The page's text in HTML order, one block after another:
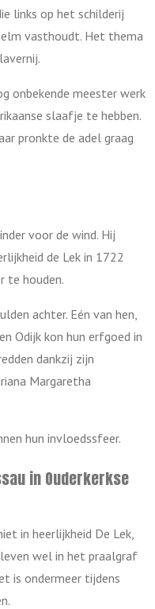
links op het schilderij
vasthoudt. Het thema
onbekende meester werk
slaafje te hebben.
pronkte de adel graag
voor de wind. Hij
de Lek in 1722
te houden.
achter. Eén van hen,
Odijk kon hun erfgoed in
dankzij zijn
Margaretha
hun invloedssfeer.
in Ouderkerkse
in heerlijkheid De Lek,
wel in het praalgraf
is ondermeer tijdens